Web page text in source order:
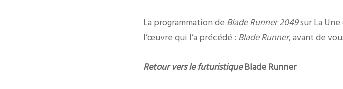
La programmation de Blade Runner 2049sur La
l’œuvre qui l’a précédé : Blade Runner, avant de
Retour vers le futuristiqueBlade Runner